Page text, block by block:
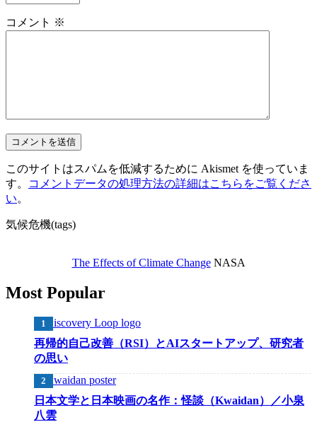
コメント ※
このサイトはスパムを低減するために Akismet を使っていま
す。
コメントデータの処理方法の詳細はこちらをご覧くださ
い。
気候危機(tags)
The Effects of Climate ChangeNASA
Most Popular
再帰的自己改善（RSI）とAIスタートアップ、研究者
の思い
日本文学と日本映画の名作：怪談（Kwaidan）／小泉
八雲